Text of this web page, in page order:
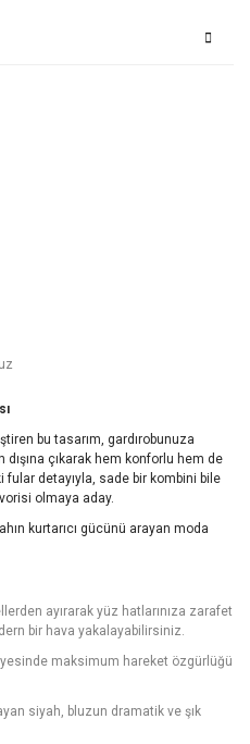
bu tasarım, gardırobunuza
dışına çıkarak hem konforlu hem de
detayıyla, sade bir kombini bile
olmaya aday.
kurtarıcı gücünü arayan moda
ayırarak yüz hatlarınıza zarafet
bir hava yakalayabilirsiniz.
maksimum hareket özgürlüğü
siyah, bluzun dramatik ve şık